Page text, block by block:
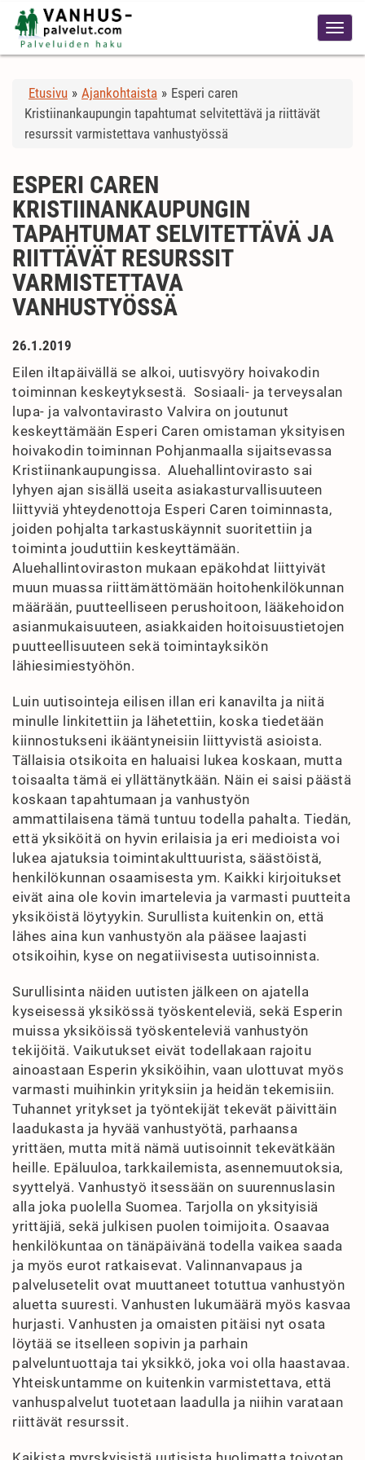
Etusivu » Ajankohtaista » Esperi caren
Kristiinankaupungin tapahtumat selvitettävä ja riittävät
resurssit varmistettava vanhustyössä
ESPERI CAREN
KRISTIINANKAUPUNGIN
TAPAHTUMAT SELVITETTÄVÄ JA
RIITTÄVÄT RESURSSIT
VARMISTETTAVA
VANHUSTYÖSSÄ
26.1.2019
Eilen iltapäivällä se alkoi, uutisvyöry hoivakodin
toiminnan keskeytyksestä. Sosiaali- ja terveysalan
lupa- ja valvontavirasto Valvira on joutunut
keskeyttämään Esperi Caren omistaman yksityisen
hoivakodin toiminnan Pohjanmaalla sijaitsevassa
Kristiinankaupungissa. Aluehallintovirasto sai
lyhyen ajan sisällä useita asiakasturvallisuuteen
liittyviä yhteydenottoja Esperi Caren toiminnasta,
joiden pohjalta tarkastuskäynnit suoritettiin ja
toiminta jouduttiin keskeyttämään.
Aluehallintoviraston mukaan epäkohdat liittyivät
muun muassa riittämättömään hoitohenkilökunnan
määrään, puutteelliseen perushoitoon, lääkehoidon
asianmukaisuuteen, asiakkaiden hoitoisuustietojen
puutteellisuuteen sekä toimintayksikön
lähiesimiestyöhön.
Luin uutisointeja eilisen illan eri kanavilta ja niitä
minulle linkitettiin ja lähetettiin, koska tiedetään
kiinnostukseni ikääntyneisiin liittyvistä asioista.
Tällaisia otsikoita en haluaisi lukea koskaan, mutta
toisaalta tämä ei yllättänytkään. Näin ei saisi päästä
koskaan tapahtumaan ja vanhustyön
ammattilaisena tämä tuntuu todella pahalta. Tiedän,
että yksiköitä on hyvin erilaisia ja eri medioista voi
lukea ajatuksia toimintakulttuurista, säästöistä,
henkilökunnan osaamisesta ym. Kaikki kirjoitukset
eivät aina ole kovin imartelevia ja varmasti puutteita
yksiköistä löytyykin. Surullista kuitenkin on, että
lähes aina kun vanhustyön ala pääsee laajasti
otsikoihin, kyse on negatiivisesta uutisoinnista.
Surullisinta näiden uutisten jälkeen on ajatella
kyseisessä yksikössä työskenteleviä, sekä Esperin
muissa yksiköissä työskenteleviä vanhustyön
tekijöitä. Vaikutukset eivät todellakaan rajoitu
ainoastaan Esperin yksiköihin, vaan ulottuvat myös
varmasti muihinkin yrityksiin ja heidän tekemisiin.
Tuhannet yritykset ja työntekijät tekevät päivittäin
laadukasta ja hyvää vanhustyötä, parhaansa
yrittäen, mutta mitä nämä uutisoinnit tekevätkään
heille. Epäluuloa, tarkkailemista, asennemuutoksia,
syyttelyä. Vanhustyö itsessään on suurennuslasin
alla joka puolella Suomea. Tarjolla on yksityisiä
yrittäjiä, sekä julkisen puolen toimijoita. Osaavaa
henkilökuntaa on tänäpäivänä todella vaikea saada
ja myös eurot ratkaisevat. Valinnanvapaus ja
palvelusetelit ovat muuttaneet totuttua vanhustyön
aluetta suuresti. Vanhusten lukumäärä myös kasvaa
hurjasti. Vanhusten ja omaisten pitäisi nyt osata
löytää se itselleen sopivin ja parhain
palveluntuottaja tai yksikkö, joka voi olla haastavaa.
Yhteiskuntamme on kuitenkin varmistettava, että
vanhuspalvelut tuotetaan laadulla ja niihin varataan
riittävät resurssit.